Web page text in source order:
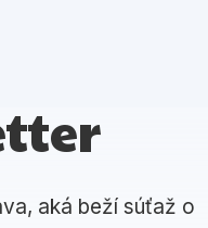
aká beží súťaž o